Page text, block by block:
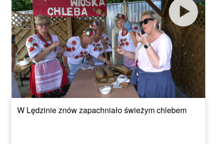
W Lędzinie znów zapachniało świeżym chlebem